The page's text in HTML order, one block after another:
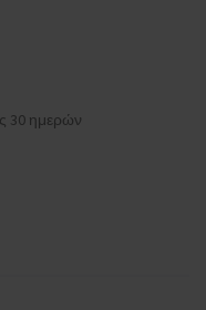
30 ημερών